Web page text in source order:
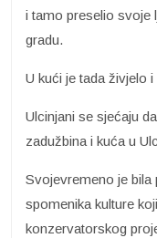
i tamo preselio svoje
gradu.
U kući je tada živjelo
Ulcinjani se sjećaju
zadužbina i kuća u
Svojevremeno je bila
spomenika kulture
konzervatorskog